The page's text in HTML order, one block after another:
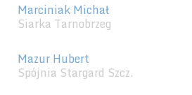
Marciniak Michał
Siarka Tarnobrzeg
Mazur Hubert
Spójnia Stargard Szcz.